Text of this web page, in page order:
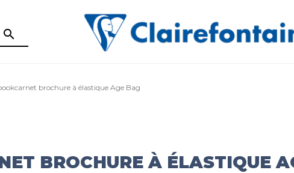
search
brochure à élastique Age Bag
BROCHURE À ÉLASTIQUE